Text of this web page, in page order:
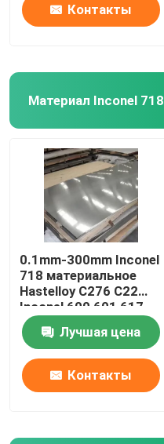
Контакты
Материал Inconel 718
0.1mm-300mm Inconel
718 материальное
Hastelloy C276 C22
Inconel 600 601 617
625 713 725 800 825
Monel 400 K500
Лучшая цена
Контакты